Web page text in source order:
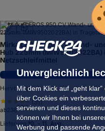
Unvergleichlich
Mit dem Klick auf „geht
über Cookies ein
servieren und dieses
können wir Ihnen bei
Werbung und passende
Mirka LEROS 950 CV Wand-
Hub 225mm (MIW9502022BA)
Netzschleifmittel
8,3
Hervorragend
(35)
ab
23850€
Lieferung 10. – 11. Aug.